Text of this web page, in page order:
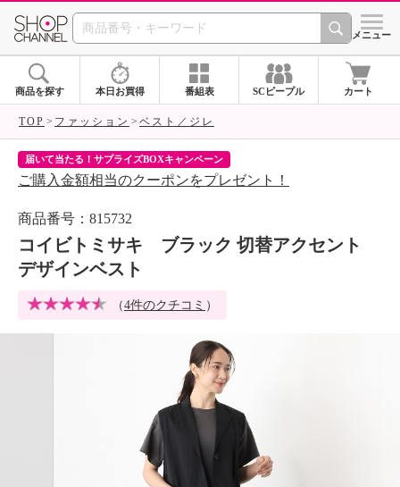
SHOP CHANNEL シメニュー
商品を探す 本日お買得 番組表 SCピープル カート
TOP ファッション ベスト／ジレ
届いて当たる！サプライズBOXキャンペーン
ご購入金額相当のクーポンをプレゼント！
商品番号：815732
コイビトミサキ ブラック 切替アクセント
デザインベスト
（4件のクチコミ ）